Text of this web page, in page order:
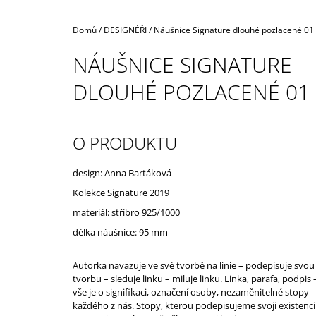
Domů/ DESIGNÉŘI/ Náušnice Signature dlouhé pozlacené 01
NÁUŠNICE SIGNATURE
DLOUHÉ POZLACENÉ 01
O PRODUKTU
design: Anna Bartáková
Kolekce Signature 2019
materiál: stříbro 925/1000
délka náušnice: 95 mm
Autorka navazuje ve své tvorbě na linie – podepisuje svou
tvorbu – sleduje linku – miluje linku. Linka, parafa, podpis
vše je o signifikaci, označení osoby, nezaměnitelné stopy
každého z nás. Stopy, kterou podepisujeme svoji existenci